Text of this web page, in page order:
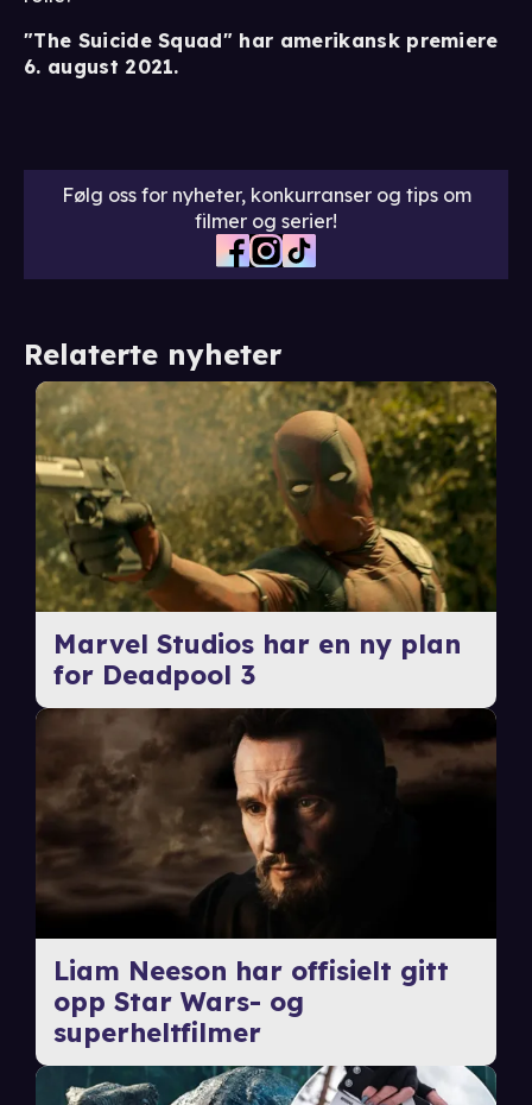
"The Suicide Squad" har amerikansk premiere
6. august 2021.
Følg oss for nyheter, konkurranser og tips om
filmer og serier!
Relaterte nyheter
Marvel Studios har en ny plan
for Deadpool 3
Liam Neeson har offisielt gitt
opp Star Wars- og
superheltfilmer